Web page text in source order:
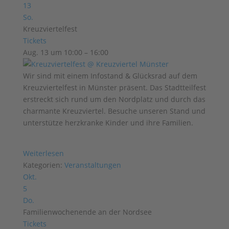
13
So.
Kreuzviertelfest
Tickets
Aug. 13 um 10:00 – 16:00
Wir sind mit einem Infostand & Glücksrad auf dem
Kreuzviertelfest in Münster präsent. Das Stadtteilfest
erstreckt sich rund um den Nordplatz und durch das
charmante Kreuzviertel. Besuche unseren Stand und
unterstütze herzkranke Kinder und ihre Familien.
Weiterlesen
Kategorien: Veranstaltungen
Okt.
5
Do.
Familienwochenende an der Nordsee
Tickets